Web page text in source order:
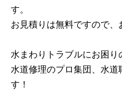
す。
お見積りは無料ですので、
水まわりトラブルにお困り
水道修理のプロ集団、水
す！